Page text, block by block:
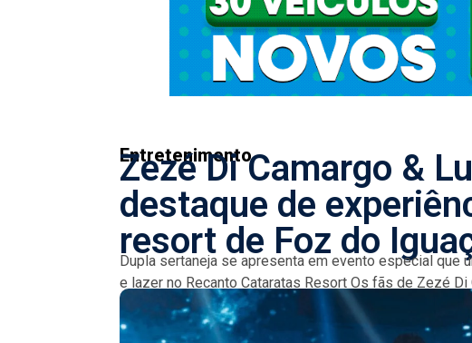
Entretenimento
Zezé Di Camargo &
destaque de
resort de Foz do
Dupla sertaneja se apresenta em evento especial que
e lazer no Recanto Cataratas Resort Os fãs de Zezé Di